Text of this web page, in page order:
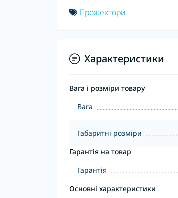
Прожектори
Характеристики
Вага і розміри товару
Вага
Габаритні розміри
Гарантія на товар
Гарантія
Основні характеристики